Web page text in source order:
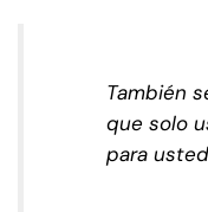
También
que solo
para